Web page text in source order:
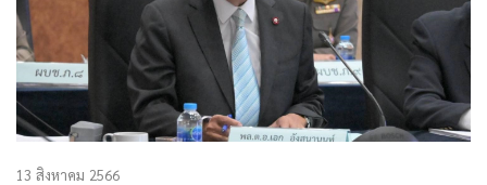
13 สิงหาคม 2566